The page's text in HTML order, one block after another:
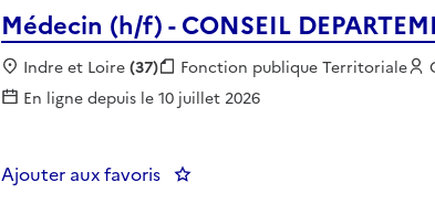
Médecin (h/f) - CONSEIL
Localisation :
Indre et Loire(37) Fonction publique :
Fonction publique Territoriale
En ligne depuis le 10 juillet 2026
Ajouter aux favoris : Médecin (h/f) - CONSEIL